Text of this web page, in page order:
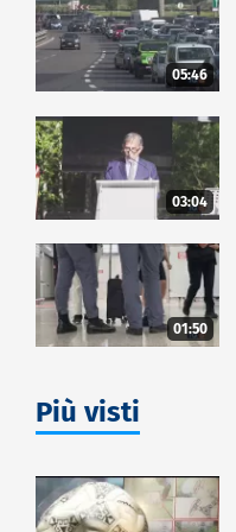
05:46
03:04
01:50
Più visti